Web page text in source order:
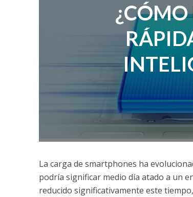
La carga de smartphones ha
podría significar medio día atado a un
reducido significativamente este